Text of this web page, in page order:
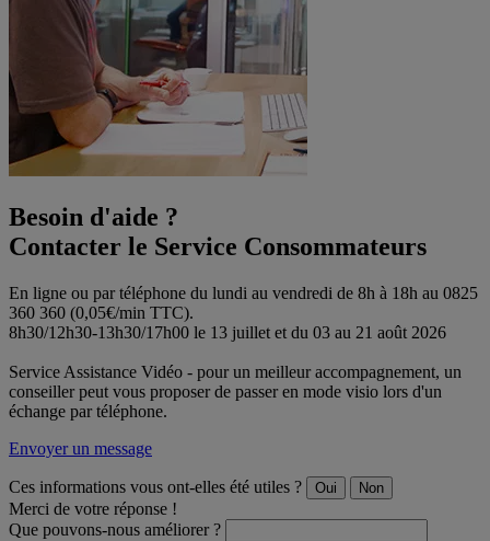
Besoin d'aide ?
Contacter le Service Consommateurs
En ligne ou par téléphone du lundi au vendredi de 8h à 18h au 0825
360 360 (0,05€/min TTC).
8h30/12h30-13h30/17h00 le 13 juillet et du 03 au 21 août 2026
Service Assistance Vidéo - pour un meilleur accompagnement, un
conseiller peut vous proposer de passer en mode visio lors d'un
échange par téléphone.
Envoyer un message
Ces informations vous ont-elles été utiles ? Oui Non
Merci de votre réponse !
Que pouvons-nous améliorer ?